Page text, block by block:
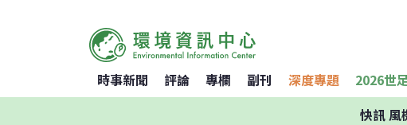
時事新聞 評論 專欄 副刊 深度專題 2026世
快訊風